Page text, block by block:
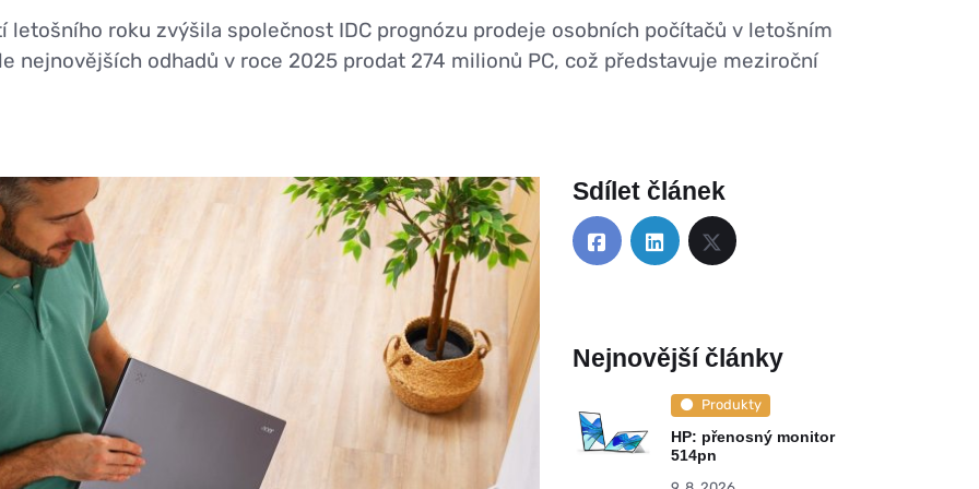
roku zvýšila společnost IDC prognózu prodeje osobních počítačů v letošním
nejnovějších odhadů v roce 2025 prodat 274 milionů PC, což představuje meziroční
Sdílet článek
Nejnovější články
Produkty
HP: přenosný monitor
514pn